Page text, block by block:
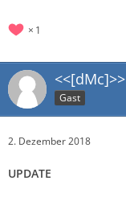
1
<<[dMc]>>
Gast
2. Dezember 2018
UPDATE